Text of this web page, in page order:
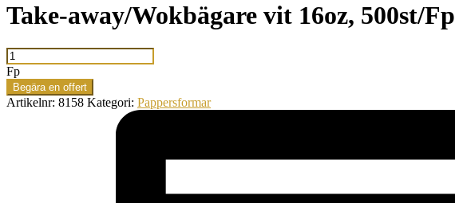
Take-away/Wokbägare vit 16oz, 500st/Fp
Take-
away/Wokbägare
vit
16oz,
500st/Fp
Fp
Begära en offert
Artikelnr: 8158 Kategori: Pappersformar